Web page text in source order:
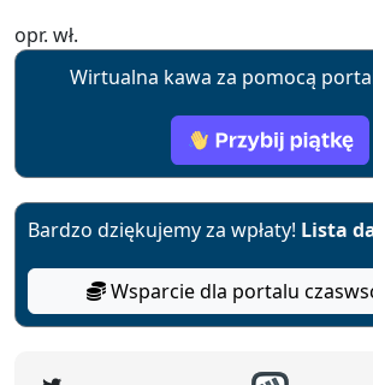
opr. wł.
Wirtualna kawa za pomocą
Bardzo dziękujemy za wpłaty! Lista
Wsparcie dla portalu